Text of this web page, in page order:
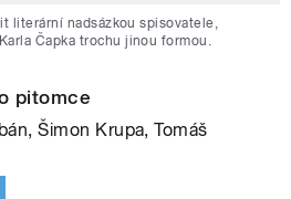
literární nadsázkou spisovatele,
Čapka trochu jinou formou.
pitomce
Šimon Krupa, Tomáš